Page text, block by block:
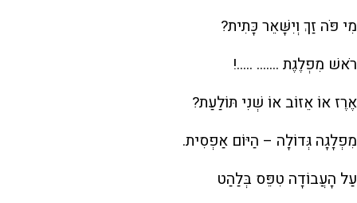
מִי פֹּה זַךְ וְיִשָּׁאֵר כָּתִית?
רֹאשׁ מִפְלֶגֶת ....... .....!
אֶרֶז אוֹ אֵזוֹב אוֹ שְׁנִי תּוֹלַעַת?
מִפְלָגָה גְּדוֹלָה – הַיּוֹם אַפְסִית.
עַל הָעֲבוֹדָה טִפֵּס בְּלַהַט